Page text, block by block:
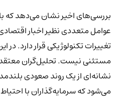
بررسی‌های اخیر نشان می‌دهد که
عوامل متعددی نظیر اخبار
تغییرات تکنولوژیکی قرار دارد. در
مستثنی نیست. تحلیل‌گران
نشانه‌ای از یک روند صعودی
می‌شود که سرمایه‌گذاران با